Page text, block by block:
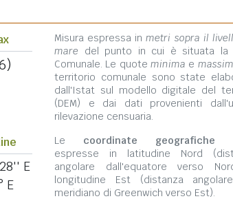
Misura espressa inmetri sopra il
mare del punto in cui è situata la
Comunale. Le quote minima e
territorio comunale sono state
dall'Istat sul modello digitale del
(DEM) e dai dati provenienti
rilevazione censuaria.
E
E
Le coordinate geografiche
espresse in latitudine Nord
angolare dall'equatore verso
longitudine Est (distanza
meridiano di Greenwich verso Est).